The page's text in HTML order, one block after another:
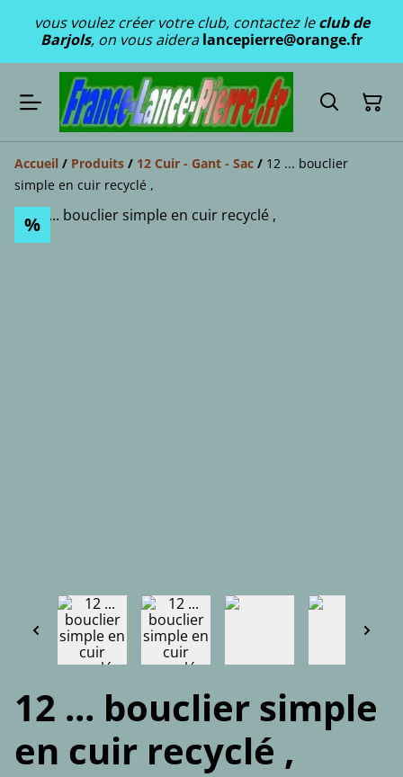
vous voulez créer votre club, contactez leclub de
Barjols, on vous aideralancepierre@orange.fr
Accueil / Produits / 12 Cuir - Gant - Sac / 12 ... bouclier
simple en cuir recyclé ,
%
12 ... bouclier simple
en cuir recyclé ,